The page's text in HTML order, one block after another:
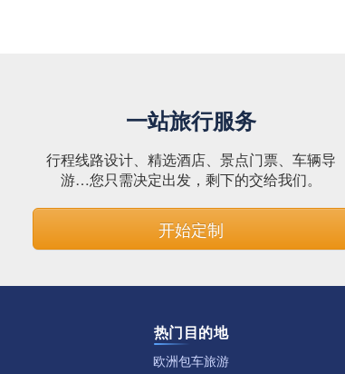
一站旅行服务
行程线路设计、精选酒店、景点门票、车辆导
游…您只需决定出发，剩下的交给我们。
开始定制
热门目的地
欧洲包车旅游